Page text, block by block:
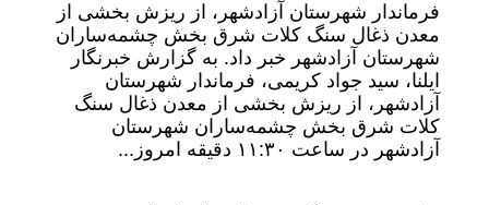
فرماندار شهرستان آزادشهر، از ریزش بخشی از
معدن ذغال سنگ کلات شرق بخش چشمه‌ساران
شهرستان آزادشهر خبر داد. به گزارش خبرنگار
ایلنا، سید جواد کریمی، فرماندار شهرستان
آزادشهر، از ریزش بخشی از معدن ذغال سنگ
کلات شرق بخش چشمه‌ساران شهرستان
آزادشهر در ساعت ۱۱:۳۰ دقیقه امروز...